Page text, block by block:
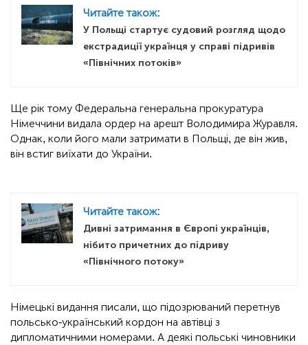
Читайте також:
У Польщі стартує судовий розгляд щодо
екстрадиції українця у справі підривів
«Північних потоків»
Ще рік тому Федеральна генеральна прокуратура
Німеччини видала ордер на арешт Володимира Журавля.
Однак, коли його мали затримати в Польщі, де він жив,
він встиг виїхати до України.
Читайте також:
Дивні затримання в Європі українців,
нібито причетних до підриву
«Північного потоку»
Німецькі видання писали, що підозрюваний перетнув
польсько-український кордон на автівці з
дипломатичними номерами. А деякі польські чиновники